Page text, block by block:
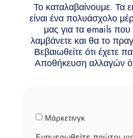
Το καταλαβαίνουμε. Τα
είναι ένα πολυάσχολο
μας για τα emails
λαμβάνετε και θα το
Βεβαιωθείτε ότι έχετε
Αποθήκευση αλλαγών
Μάρκετινγκ